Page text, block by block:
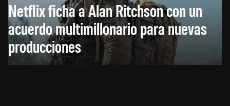
Netflix ficha a Alan Ritchson con un
acuerdo multimillonario para nuevas
producciones